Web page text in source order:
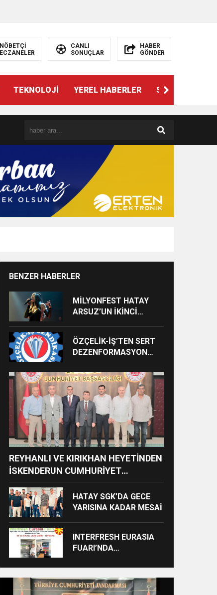
NÖBETÇİ
ECZANELER
CANLI
SONUÇLAR
HABER
GÖNDER
TEKNOLOJİ YEREL HABERLER SPOR
BENZER HABERLER
MİLYONFEST HATAY
ARSUZ’UN İKİNCİ
ALACAK
ÖZÇELİK-İŞ’TEN SERT
DEZENFORMASYON
VE CEZAİ SÜREÇ
BAŞLATILDI”
REYHANLI VE KIRIKHAN HEYETİNDEN
İSKENDERUN CUMHURİYET
BAŞSAVCILIĞINA ZİYARET
HATAY SGK’DA GECE
YARISINA KADAR MESAİ
INTERFRESH EURASIA
FUARI’NDA
BİRLİKLERİ İÇİN GERİ
SAYIM BAŞLADI